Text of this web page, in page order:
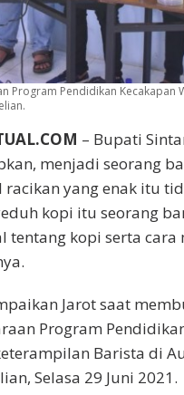
Program Pendidikan Kecakapan
– Bupati
menjadi seorang
racikan yang enak itu
kopi itu seorang
tentang kopi serta cara
Jarot saat
Program
Barista di
Selasa 29 Juni 2021.